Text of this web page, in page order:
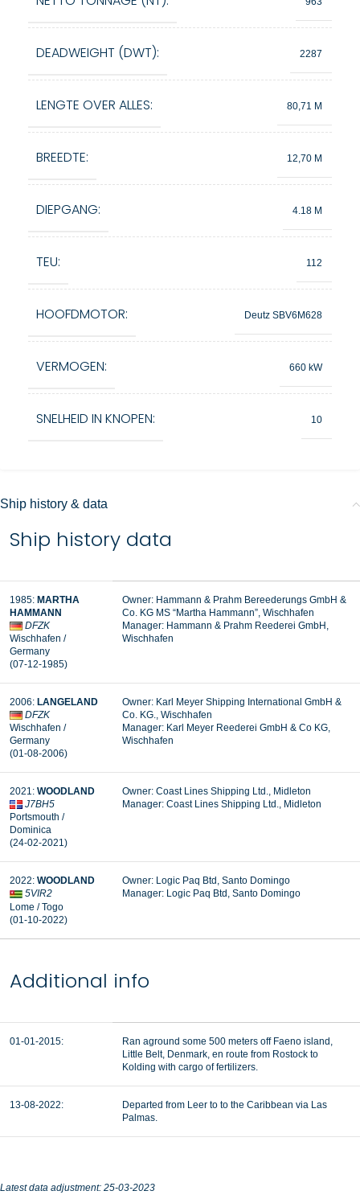
DEADWEIGHT (DWT): 2287
LENGTE OVER ALLES: 80,71 M
BREEDTE: 12,70 M
DIEPGANG: 4.18 M
TEU: 112
HOOFDMOTOR: Deutz SBV6M628
VERMOGEN: 660 kW
SNELHEID IN KNOPEN: 10
Ship history & data
Ship history data
1985: MARTHA
HAMMANN
DFZK
Wischhafen /
Germany
(07-12-1985)
Owner: Hammann & Prahm Bereederungs GmbH &
Co. KG MS “Martha Hammann”, Wischhafen
Manager: Hammann & Prahm Reederei GmbH,
Wischhafen
2006: LANGELAND
DFZK
Wischhafen /
Germany
(01-08-2006)
Owner: Karl Meyer Shipping International GmbH &
Co. KG., Wischhafen
Manager: Karl Meyer Reederei GmbH & Co KG,
Wischhafen
2021: WOODLAND
J7BH5
Portsmouth /
Dominica
(24-02-2021)
Owner: Coast Lines Shipping Ltd., Midleton
Manager: Coast Lines Shipping Ltd., Midleton
2022: WOODLAND
5VIR2
Lome / Togo
(01-10-2022)
Owner: Logic Paq Btd, Santo Domingo
Manager: Logic Paq Btd, Santo Domingo
Additional info
01-01-2015:
Ran aground some 500 meters off Faeno island,
Little Belt, Denmark, en route from Rostock to
Kolding with cargo of fertilizers.
13-08-2022:
Departed from Leer to to the Caribbean via Las
Palmas.
Latest data adjustment: 25-03-2023